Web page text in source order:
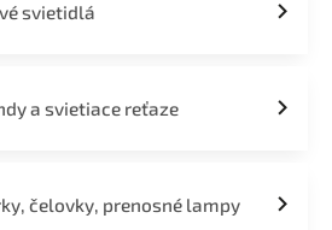
svietidlá
a svietiace reťaze
čelovky, prenosné lampy